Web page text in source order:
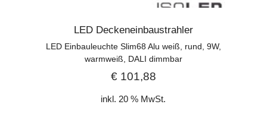
LED Deckeneinbaustrahler
LED Einbauleuchte Slim68 Alu weiß, rund, 9W,
warmweiß, DALI dimmbar
€101,88
inkl. 20 % MwSt.